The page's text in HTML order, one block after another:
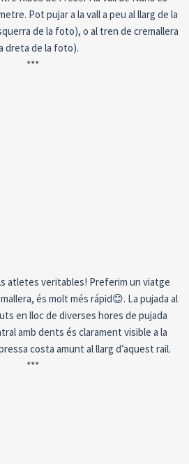
Pot pujar a la vall a peu al llarg de la
de la foto), o al tren de cremallera
dreta de la foto).
***
atletes veritables! Preferim un viatge
és molt més rápid😊. La pujada al
en lloc de diverses hores de pujada
amb dents és clarament visible a la
costa amunt al llarg d’aquest rail.
***